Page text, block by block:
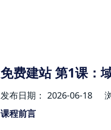
免费建站 第1课：
发布日期： 2026-06-18
课程前言